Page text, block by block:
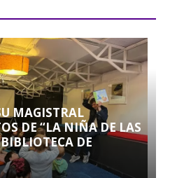
MAGISTRAL
DE “LA NIÑA DE LAS
DE